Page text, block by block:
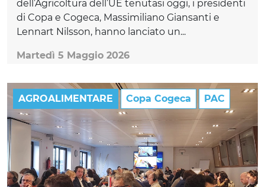
dell’Agricoltura dell’UE tenutasi oggi, i presidenti
di Copa e Cogeca, Massimiliano Giansanti e
Lennart Nilsson, hanno lanciato un...
Martedì 5 Maggio 2026
AGROALIMENTARE Copa Cogeca PAC